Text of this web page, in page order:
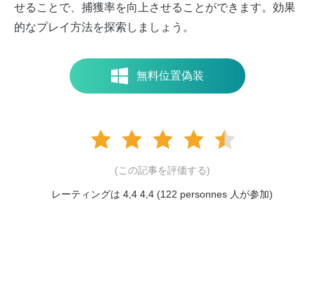
せることで、捕獲率を向上させることができます。効果
的なプレイ方法を探索しましょう。
無料位置偽装
(この記事を評価する)
レーティングは 4,4 4,4 (122 personnes 人が参加)